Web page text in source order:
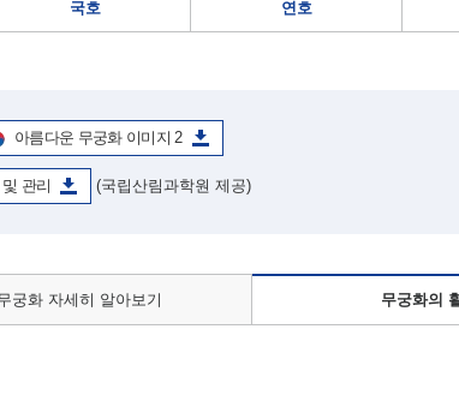
국호 연호
아름다운 무궁화 이미지 2
관리 (국립산림과학원 제공)
궁화 자세히 알아보기 무궁화의